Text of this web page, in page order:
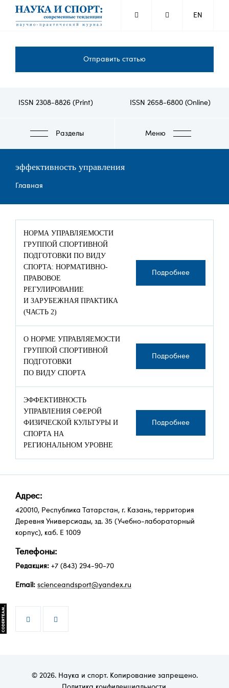
Перейти
основному
EN
Отправить статью
ISSN 2308-8826 (Print) ISSN 2658-6800 (Online)
Разделы Меню
эффективность управления
Строка
Главная
НОРМА УПРАВЛЯЕМОСТИ
ГРУППОЙ СПОРТИВНОЙ
ПОДГОТОВКИ ПО ВИДУ
СПОРТА: НОРМАТИВНО-
ПРАВОВОЕ
РЕГУЛИРОВАНИЕ
И ЗАРУБЕЖНАЯ ПРАКТИКА
(ЧАСТЬ 2)
Подробнее
О НОРМЕ УПРАВЛЯЕМОСТИ
ГРУППОЙ СПОРТИВНОЙ
ПОДГОТОВКИ
ПО ВИДУ СПОРТА
Подробнее
ЭФФЕКТИВНОСТЬ
УПРАВЛЕНИЯ СФЕРОЙ
ФИЗИЧЕСКОЙ КУЛЬТУРЫ И
СПОРТА НА
РЕГИОНАЛЬНОМ УРОВНЕ
Подробнее
Адрес:
420010, Республика Татарстан, г. Казань, территория
Деревня Универсиады, зд. 35 (Учебно-лабораторный
корпус), каб. Е 1009
Телефоны:
Редакция: +7 (843) 294-90-70
Email: scienceandsport@yandex.ru
 
© 2026. Наука и спорт. Копирование запрещено.